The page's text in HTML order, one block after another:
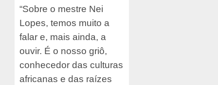
“Sobre o mestre Nei
Lopes, temos muito a
falar e, mais ainda, a
ouvir. É o nosso griô,
conhecedor das culturas
africanas e das raízes